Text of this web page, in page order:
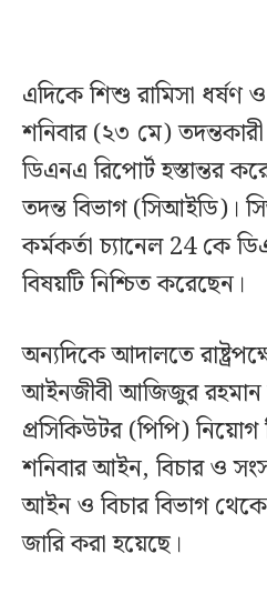
এদিকে শিশু রামিসা ধর্ষণ
শনিবার (২৩ মে)
ডিএনএ রিপোর্ট হস্তান্তর
তদন্ত বিভাগ (সিআইডি)।
কর্মকর্তা চ্যানেল 24 কে
বিষয়টি নিশ্চিত করেছেন।
অন্যদিকে আদালতে
আইনজীবী আজিজুর রহমান
প্রসিকিউটর (পিপি)
শনিবার আইন, বিচার ও
আইন ও বিচার বিভাগ
জারি করা হয়েছে।